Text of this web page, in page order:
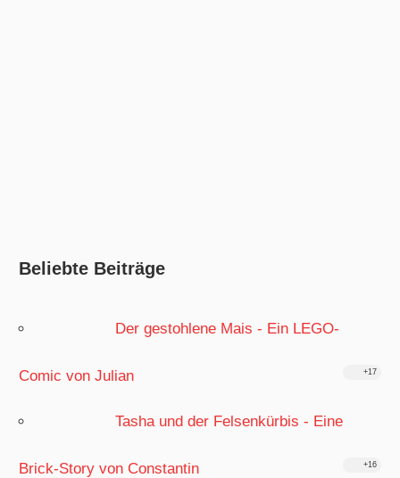
Beliebte Beiträge
Der gestohlene Mais - Ein LEGO-
Comic von Julian +17
Tasha und der Felsenkürbis - Eine
Brick-Story von Constantin +16